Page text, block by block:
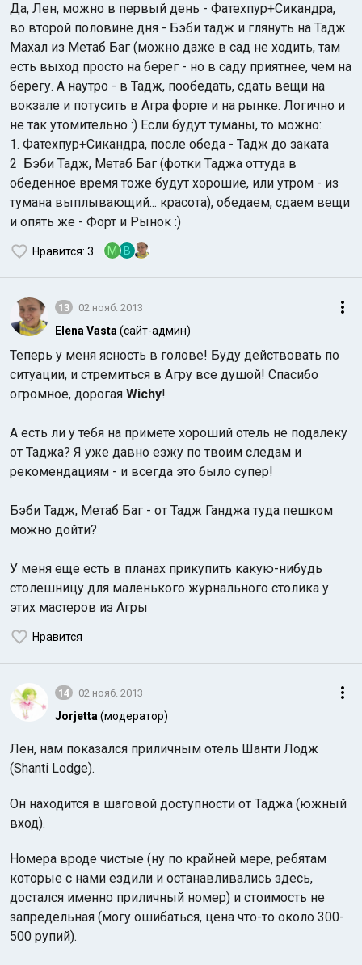
Да, Лен, можно в первый день - Фатехпур+Сикандра,
во второй половине дня - Бэби тадж и глянуть на Тадж
Махал из Метаб Баг (можно даже в сад не ходить, там
есть выход просто на берег - но в саду приятнее, чем на
берегу. А наутро - в Тадж, пообедать, сдать вещи на
вокзале и потусить в Агра форте и на рынке. Логично и
не так утомительно :) Если будут туманы, то можно:
1. Фатехпур+Сикандра, после обеда - Тадж до заката
2 Бэби Тадж, Метаб Баг (фотки Таджа оттуда в
обеденное время тоже будут хорошие, или утром - из
тумана выплывающий... красота), обедаем, сдаем вещи
и опять же - Форт и Рынок :)
Нравится: 3 M В
13 02 нояб. 2013
Elena Vasta (сайт-админ)
Теперь у меня ясность в голове! Буду действовать по
ситуации, и стремиться в Агру все душой! Спасибо
огромное, дорогая Wichy!
А есть ли у тебя на примете хороший отель не подалеку
от Таджа? Я уже давно езжу по твоим следам и
рекомендациям - и всегда это было супер!
Бэби Тадж, Метаб Баг - от Тадж Ганджа туда пешком
можно дойти?
У меня еще есть в планах прикупить какую-нибудь
столешницу для маленького журнального столика у
этих мастеров из Агры
Нравится
14 02 нояб. 2013
Jorjetta (модератор)
Лен, нам показался приличным отель Шанти Лодж
(Shanti Lodge).
Он находится в шаговой доступности от Таджа (южный
вход).
Номера вроде чистые (ну по крайней мере, ребятам
которые с нами ездили и останавливались здесь,
достался именно приличный номер) и стоимость не
запредельная (могу ошибаться, цена что-то около 300-
500 рупий).